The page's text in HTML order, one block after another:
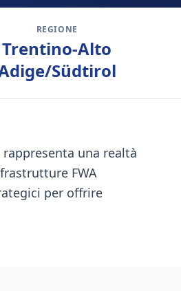
REGIONE
Trentino-Alto
Südtirol
una realtà
FWA
per offrire